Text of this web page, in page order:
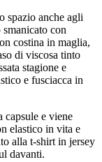
spazio anche agli
con
costina in maglia,
di viscosa tinto
stagione e
e fusciacca in
capsule e viene
elastico in vita e
alla t-shirt in jersey
davanti.